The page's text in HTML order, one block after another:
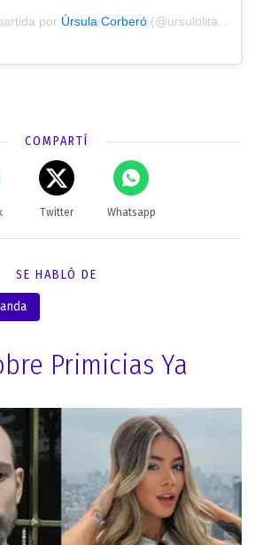
por Úrsula Corberó (@ursulolita) el
COMPARTÍ
Twitter Whatsapp
SE HABLÓ DE
Primicias Ya